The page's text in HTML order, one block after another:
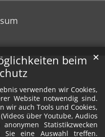
beim
verwenden wir Cookies,
Website notwendig sind.
wir auch Tools und Cookies,
über Youtube, Audios
Statistikzwecken
Sie eine Auswahl treffen.
✕